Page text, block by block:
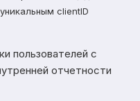
clientID
пользователей с
отчетности